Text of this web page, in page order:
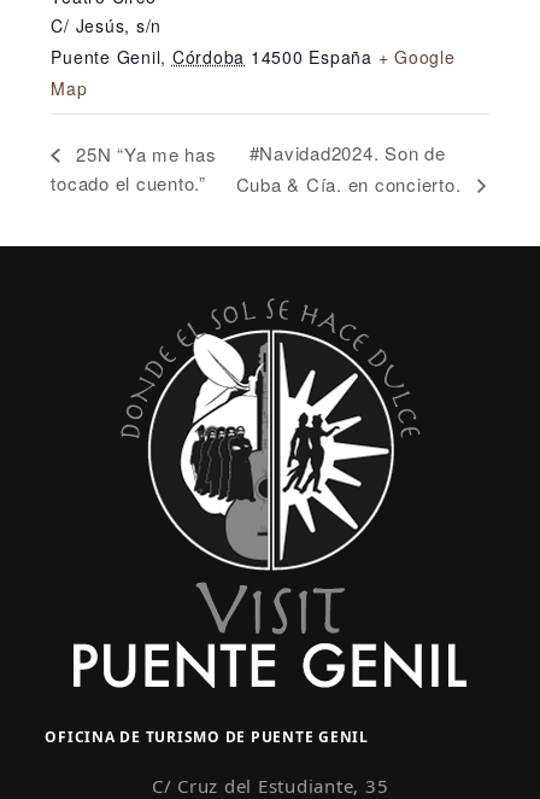
C/ Jesús, s/n
Puente Genil, Córdoba 14500 España + Google
Map
25N “Ya me has
tocado el cuento.”
#Navidad2024. Son de
Cuba & Cía. en concierto.
OFICINA DE TURISMO DE PUENTE GENIL
C/ Cruz del Estudiante, 35